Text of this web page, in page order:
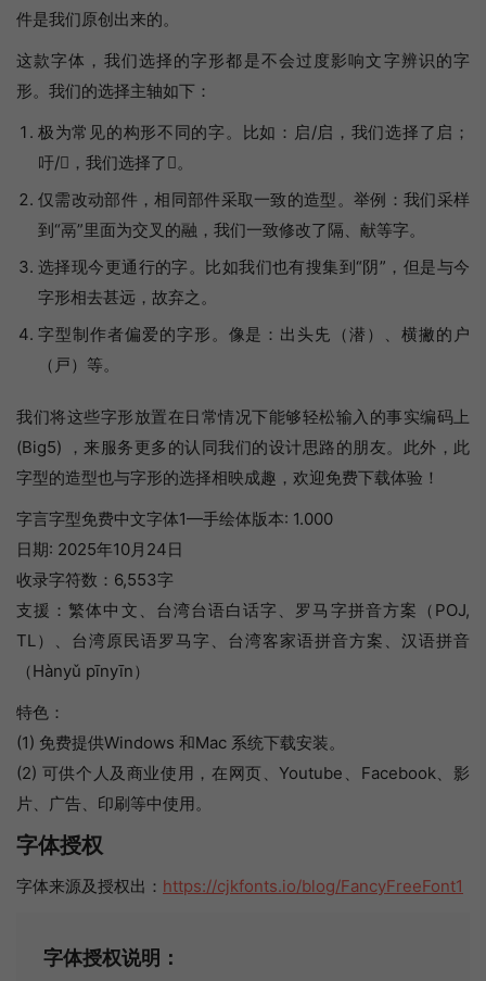
件是我们原创出来的。
这款字体，我们选择的字形都是不会过度影响文字辨识的字
形。我们的选择主轴如下：
极为常见的构形不同的字。比如：启/启，我们选择了启；
吁/𥸤，我们选择了𥸤。
仅需改动部件，相同部件采取一致的造型。举例：我们采样
到“鬲”里面为交叉的融，我们一致修改了隔、献等字。
选择现今更通行的字。比如我们也有搜集到“阴”，但是与今
字形相去甚远，故弃之。
字型制作者偏爱的字形。像是：出头兂（潜）、横撇的户
（戸）等。
我们将这些字形放置在日常情况下能够轻松输入的事实编码上
(Big5) ，来服务更多的认同我们的设计思路的朋友。此外，此
字型的造型也与字形的选择相映成趣，欢迎免费下载体验！
字言字型免费中文字体1—手绘体版本: 1.000
日期: 2025年10月24日
收录字符数：6,553字
支援：繁体中文、台湾台语白话字、罗马字拼音方案（POJ,
TL）、台湾原民语罗马字、台湾客家语拼音方案、汉语拼音
（Hànyǔ pīnyīn）
特色：
(1) 免费提供Windows 和Mac 系统下载安装。
(2) 可供个人及商业使用，在网页、Youtube、Facebook、影
片、广告、印刷等中使用。
字体授权
字体来源及授权出： https://cjkfonts.io/blog/FancyFreeFont1
字体授权说明：